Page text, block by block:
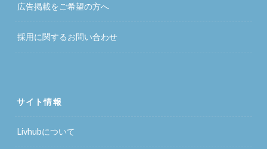
広告掲載をご希望の方へ
採用に関するお問い合わせ
サイト情報
Livhubについて